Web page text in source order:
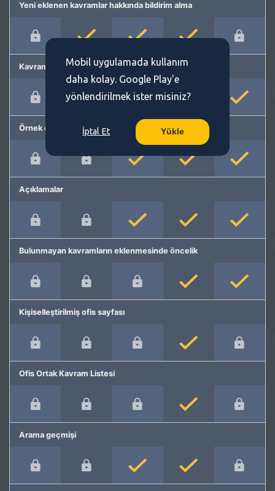
Yeni eklenen kavramlar hakkında bildirim alma
Kavram önerme
Örnek cümleler
Açıklamalar
Bulunmayan kavramların eklenmesinde öncelik
Kişiselleştirilmiş ofis sayfası
Ofis Ortak Kavram Listesi
Arama geçmişi
Mobil uygulamada kullanım
daha kolay. Google Play'e
yönlendirilmek ister misiniz?
İptal Et Yükle